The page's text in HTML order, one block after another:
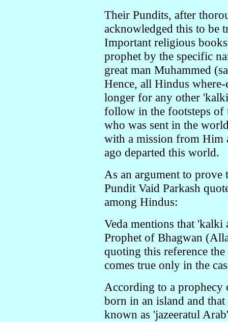
Their Pundits, after
acknowledged this to be
Important religious
prophet by the specific
great man Muhammed
Hence, all Hindus
longer for any other
follow in the footsteps of
who was sent in the
with a mission from Him
ago departed this world.
As an argument to prove
Pundit Vaid Parkash
among Hindus:
Veda mentions that 'kalki
Prophet of Bhagwan
quoting this reference
comes true only in the
According to a
born in an island and
known as 'jazeeratul